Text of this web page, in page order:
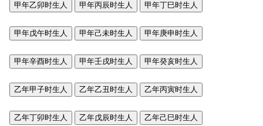
甲年乙卯时生人 甲年丙辰时生人 甲年丁巳时生人
甲年戊午时生人 甲年己未时生人 甲年庚申时生人
甲年辛酉时生人 甲年壬戌时生人 甲年癸亥时生人
乙年甲子时生人 乙年乙丑时生人 乙年丙寅时生人
乙年丁卯时生人 乙年戊辰时生人 乙年己巳时生人